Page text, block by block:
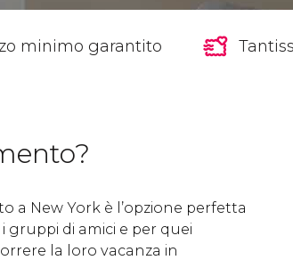
minimo garantito
a New York è l’opzione perfetta
gruppi di amici e per quei
la loro vacanza in